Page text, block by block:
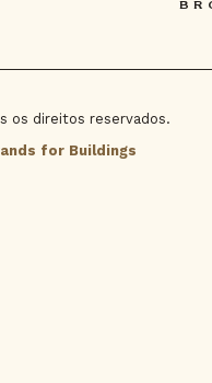
os direitos reservados.
for Buildings